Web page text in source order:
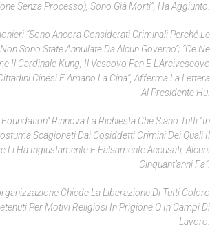
Senza Processo), Sono Già Morti”, Ha Aggiunto.
“sono Ancora Considerati Criminali Perché Le
Sono State Annullate Da Alcun Governo”; “ce Ne
Il Cardinale Kung, Il Vescovo Fan E L’Arcivescovo
Cinesi E Amano La Cina”, Afferma La Lettera
Al Presidente Hu.
Rinnova La Richiesta Che Siano Tutti “in
Scagionati Dai Cosiddetti Crimini Dei Quali Il
Li Ha Ingiustamente E Falsamente Accusati, Alcuni
Cinquant’anni Fa”.
Chiede La Liberazione Di Tutti Coloro
Per Motivi Religiosi In Prigione O In Campi Di
Lavoro.